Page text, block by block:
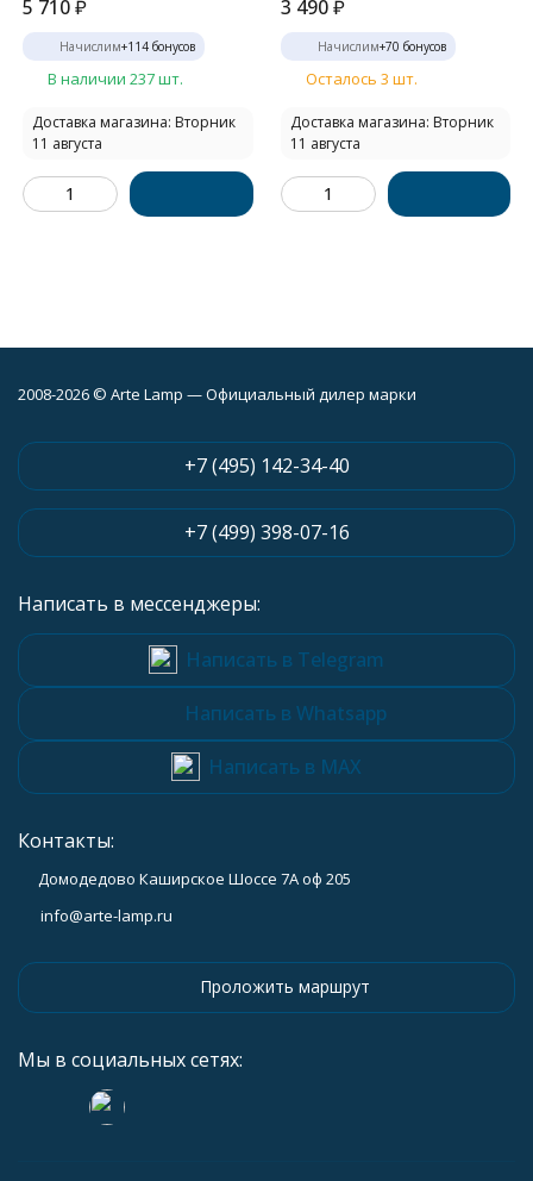
5 710₽
Начислим+114 бонусов
В наличии 237 шт.
Доставка магазина: Вторник
11 августа
3 490 ₽
Начислим+70 бонусов
Осталось 3 шт.
Доставка магазина: Вторник
11 августа
2008-2026 © Arte Lamp — Официальный дилер марки
+7 (495) 142-34-40
+7 (499) 398-07-16
Написать в мессенджеры:
Написать в Telegram
Написать в Whatsapp
Написать в MAX
Контакты:
Домодедово Каширское Шоссе 7А оф 205
info@arte-lamp.ru
Проложить маршрут
Мы в социальных сетях: